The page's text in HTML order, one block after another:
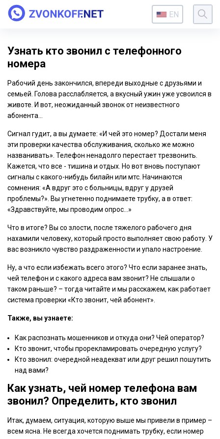
EN
Узнать кто звонил с телефонного
номера
Рабочий день закончился, впереди выходные с друзьями и
семьей. Голова расслабляется, а вкусный ужин уже усвоился в
животе. И вот, неожиданный звонок от неизвестного
абонента...
Сигнал гудит, а вы думаете: «И чей это номер? Достали меня
эти проверки качества обслуживания, сколько же можно
названивать». Телефон ненадолго перестает трезвонить.
Кажется, что все - тишина и отдых. Но вот вновь поступают
сигналы с какого-нибудь билайн или мтс. Начинаются
сомнения: «А вдруг это с больницы, вдруг у друзей
проблемы?». Вы угнетенно поднимаете трубку, а в ответ:
«Здравствуйте, мы проводим опрос...»
Что в итоге? Вы со злости, после тяжелого рабочего дня
нахамили человеку, который просто выполняет свою работу. У
вас возникло чувство раздраженности и упало настроение.
Ну, а что если избежать всего этого? Что если заранее знать,
чей телефон и с какого адреса вам звонит? Не слышали о
таком раньше? – тогда читайте и мы расскажем, как работает
система проверки «Кто звонит, чей абонент».
Также, вы узнаете:
Как распознать мошенников и откуда они? Чей оператор?
Кто звонит, чтобы прорекламировать очередную услугу?
Кто звонил: очередной неадекват или друг решил пошутить
над вами?
Как узнать, чей номер телефона вам
звонил? Определить, кто звонил
Итак, думаем, ситуация, которую выше мы привели в пример –
всем ясна. Не всегда хочется поднимать трубку, если номер